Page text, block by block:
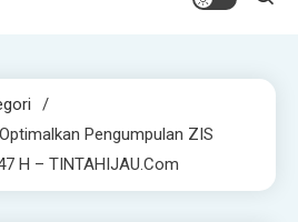
Pengumpulan ZIS
H – TINTAHIJAU.com